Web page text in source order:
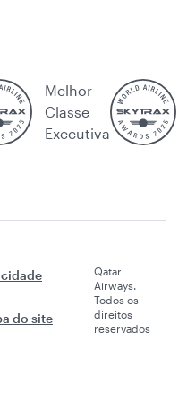
Melhor
Classe
Executiva
do site
Qatar
Airways.
Todos os
direitos
reservados